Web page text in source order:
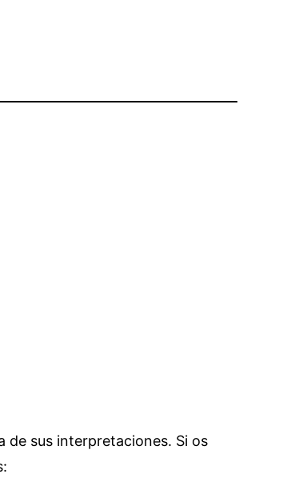
de sus interpretaciones. Si os